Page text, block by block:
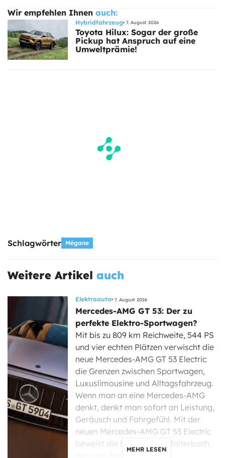
Wir empfehlen Ihnen auch:
Hybridfahrzeug 7. August 2026
Toyota Hilux: Sogar der große
Pickup hat Anspruch auf eine
Umweltprämie!
Schlagwörter Mégane
Weitere Artikel auch
Elektroauto 7. August 2026
Mercedes-AMG GT 53: Der zu
perfekte Elektro-Sportwagen?
Mit bis zu 809 km Reichweite, 544 PS
und vier echten Plätzen verwischt die
neue Mercedes-AMG GT 53 Electric
die Grenzen zwischen Sportwagen,
Luxuslimousine und Alltagsfahrzeug.
Wenn man an eine Mercedes-AMG
denkt, denkt man sofort an Leistung,
Geräusch und Fahrgefühl. Mit der
neuen Mercedes-AMG GT 53 Electric
beweist die Marke aus Affalterbach,
MEHR LESEN